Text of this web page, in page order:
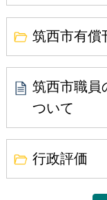
筑西市有償
筑西市職員
ついて
行政評価